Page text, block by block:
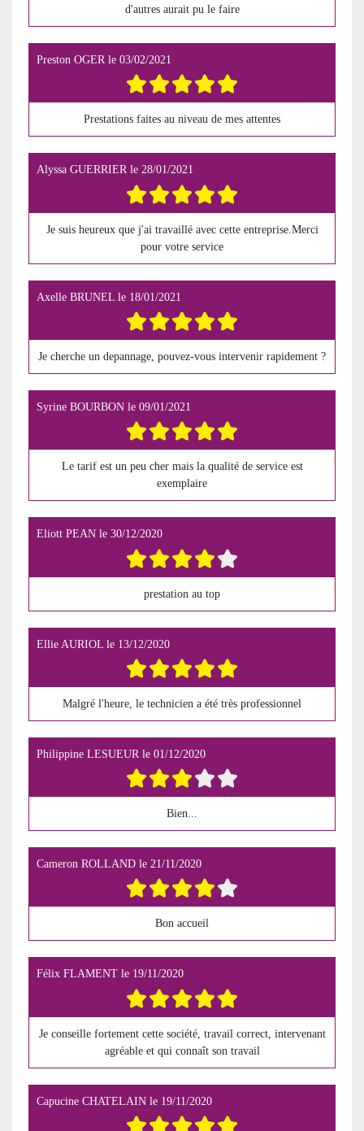
d'autres aurait pu le faire
Preston OGERle 03/02/2021
Prestations faites au niveau de mes attentes
Alyssa GUERRIERle 28/01/2021
Je suis heureux que j'ai travaillé avec cette entreprise.Merci
pour votre service
Axelle BRUNEL le 18/01/2021
Je cherche un depannage, pouvez-vous intervenir rapidement ?
Syrine BOURBON le 09/01/2021
Le tarif est un peu cher mais la qualité de service est
exemplaire
Eliott PEAN le 30/12/2020
prestation au top
Ellie AURIOL le 13/12/2020
Malgré l'heure, le technicien a été très professionnel
Philippine LESUEUR le 01/12/2020
Bien...
Cameron ROLLAND le 21/11/2020
Bon accueil
Félix FLAMENT le 19/11/2020
Je conseille fortement cette société, travail correct, intervenant
agréable et qui connaît son travail
Capucine CHATELAIN le 19/11/2020